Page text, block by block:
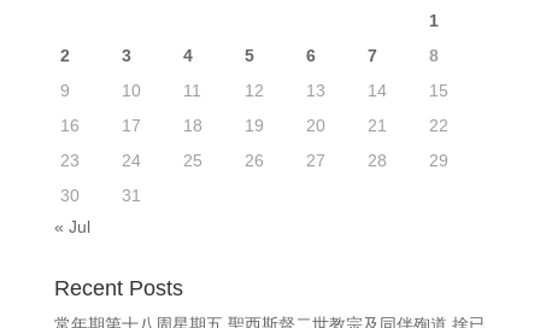
1
2
3 4 5 6 7
8
9
10 11 12 13 14
15
16
17 18 19 20 21
22
23
24 25 26 27 28
29
30
31
« Jul
Recent Posts